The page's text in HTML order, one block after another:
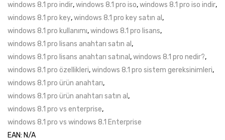
windows 8.1 pro indir,windows 8.1 pro iso,windows 8.1 pro iso indir,
windows 8.1 pro key,windows 8.1 pro key satın al ,
windows 8.1 pro kullanımı,windows 8.1 pro lisans,
windows 8.1 pro lisans anahtarı satın al ,
windows 8.1 pro lisans anahtarı satınal ,windows 8.1 pro nedir?,
windows 8.1 pro özellikleri,windows 8.1 pro sistem gereksinimleri,
windows 8.1 pro ürün anahtarı,
windows 8.1 pro ürün anahtarı satın al ,
windows 8.1 pro vs enterprise,
windows 8.1 pro vs windows 8.1 Enterprise
EAN: N/A